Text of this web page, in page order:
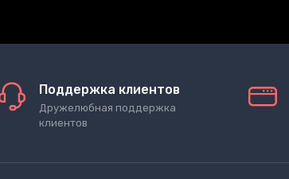
Поддержка клиентов
Дружелюбная поддержка
клиентов